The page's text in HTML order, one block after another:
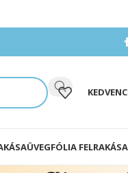
ÜVEGFÓLIA FELRAKÁSA